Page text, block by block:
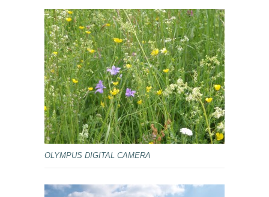
OLYMPUS DIGITAL CAMERA